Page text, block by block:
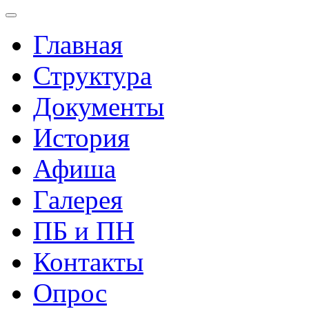
Главная
Структура
Документы
История
Афиша
Галерея
ПБ и ПН
Контакты
Опрос